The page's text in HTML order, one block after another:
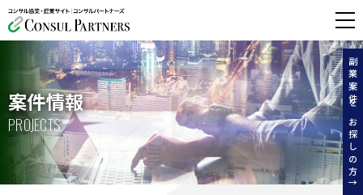
無料相談する
副業案件をお探しの方↑
案件情報
PROJECTS